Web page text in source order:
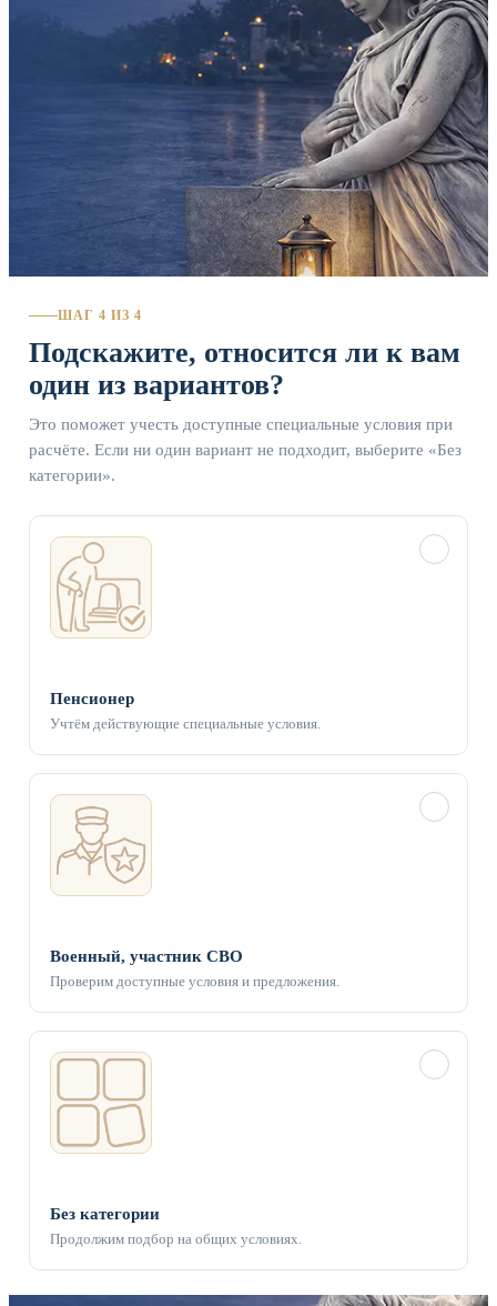
ШАГ 4 ИЗ 4
Подскажите, относится ли к вам
один из вариантов?
Это поможет учесть доступные специальные условия при
расчёте. Если ни один вариант не подходит, выберите «Без
категории».
Пенсионер
Учтём действующие специальные условия.
Военный, участник СВО
Проверим доступные условия и предложения.
Без категории
Продолжим подбор на общих условиях.